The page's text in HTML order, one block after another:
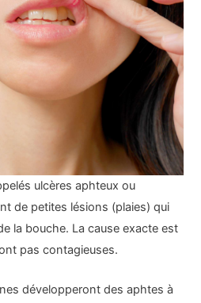
ulcères aphteux ou
de petites lésions (plaies) qui
la bouche. La cause exacte est
pas contagieuses.
développeront des aphtes à